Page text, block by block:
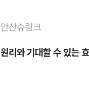
안산슈링크
원리와 기대할 수 있는